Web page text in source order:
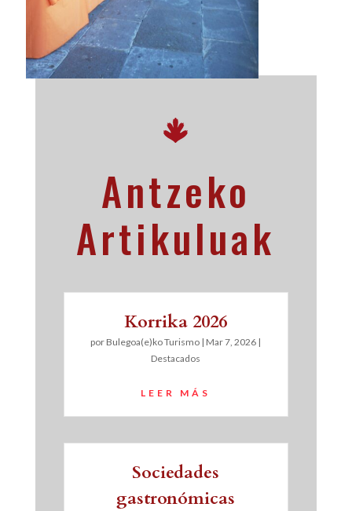
Antzeko
Artikuluak
Korrika 2026
por Bulegoa(e)ko Turismo | Mar 7, 2026 |
Destacados
LEER MÁS
Sociedades
gastronómicas